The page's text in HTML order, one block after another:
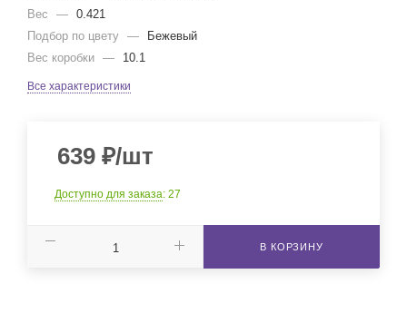
Вес
— 0.421
Подбор по цвету —
Бежевый
Вес коробки — 10.1
Все характеристики
639 ₽/шт
Доступно для заказа: 27
В КОРЗИНУ